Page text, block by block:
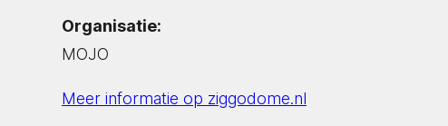
Organisatie:
MOJO
Meer informatie op ziggodome.nl